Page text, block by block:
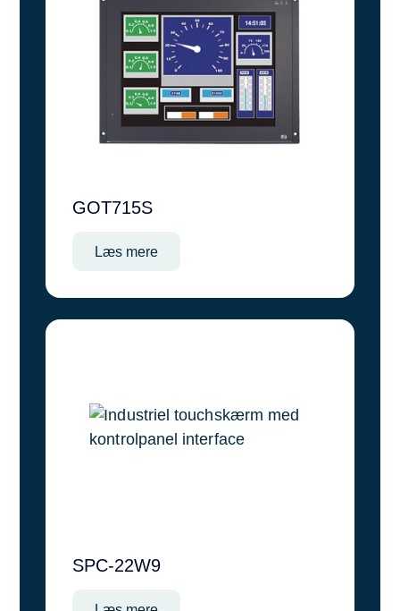
GOT715S
Læs mere
SPC-22W9